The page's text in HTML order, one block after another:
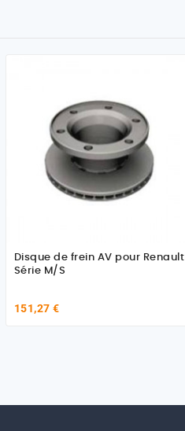
Disque de frein AV pour Renault
Série M/S
151,27 €